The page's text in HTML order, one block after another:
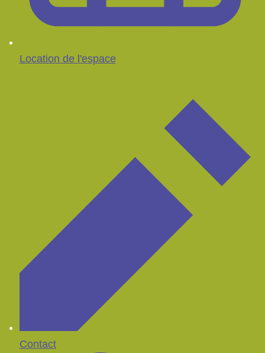
Location de l'espace
Contact